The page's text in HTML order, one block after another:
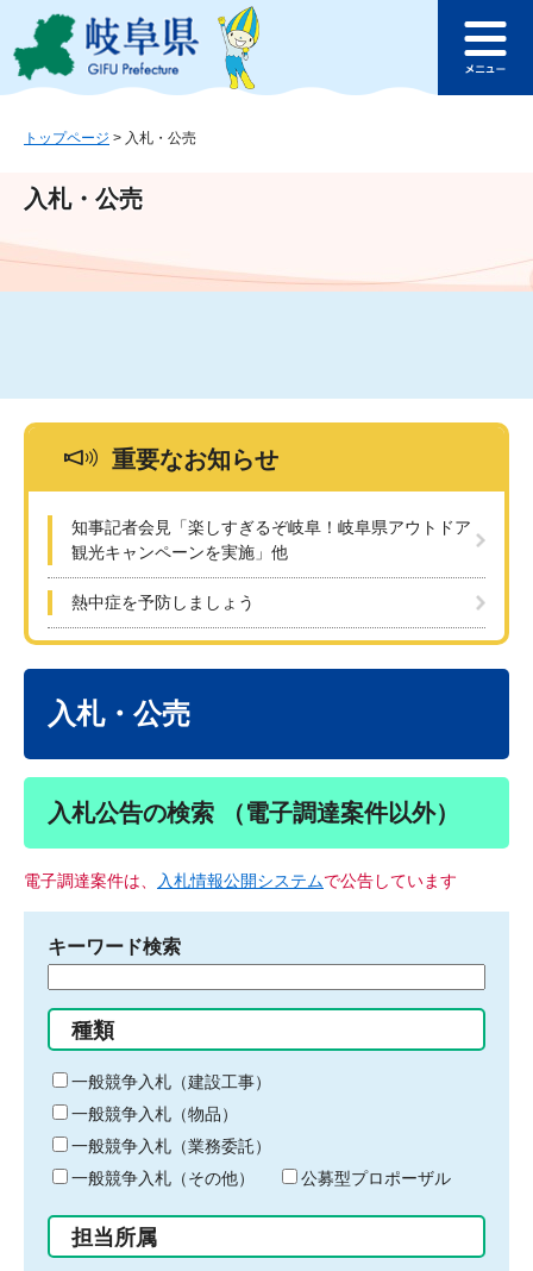
ジ
ュ
文
このページの本文へ
ュ
トップページ > 入札・公売
入札・公売
重要なお知らせ
知事記者会見「楽しすぎるぞ岐阜！岐阜県アウトドア
観光キャンペーンを実施」他
熱中症を予防しましょう
入札・公売
入札公告の検索 （電子調達案件以外）
電子調達案件は、 入札情報公開システムで公告しています
キーワード検索
る
キ
ー
ワ
ー
ド
入
力
種類
一般競争入札（建設工事）
一般競争入札（物品）
一般競争入札（業務委託）
一般競争入札（その他）
公募型プロポーザル
担当所属